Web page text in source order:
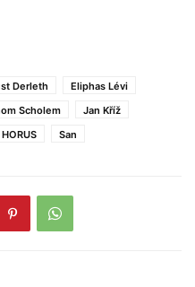
Derleth
Eliphas Lévi
Scholem
Jan Kříž
San